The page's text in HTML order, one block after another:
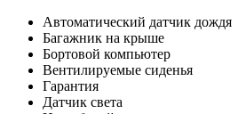
Автоматический датчик дождя
Багажник на крыше
Бортовой компьютер
Вентилируемые сиденья
Гарантия
Датчик света